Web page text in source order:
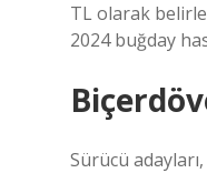
TL olarak
2024 buğday
Sürücü